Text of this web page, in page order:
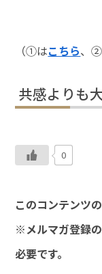
（①はこちら、
共感よりも
0
このコンテンツ
※メルマガ登録
必要です。